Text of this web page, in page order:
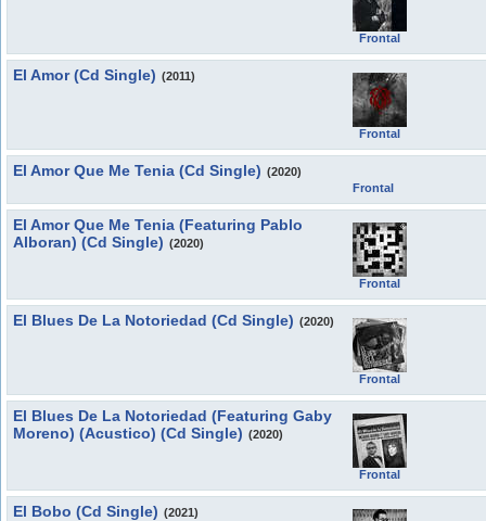
Frontal
El Amor (Cd Single) (2011)
Frontal
El Amor Que Me Tenia (Cd Single) (2020)
Frontal
El Amor Que Me Tenia (Featuring Pablo
Alboran) (Cd Single) (2020)
Frontal
El Blues De La Notoriedad (Cd Single) (2020)
Frontal
El Blues De La Notoriedad (Featuring Gaby
Moreno) (Acustico) (Cd Single) (2020)
Frontal
El Bobo (Cd Single) (2021)